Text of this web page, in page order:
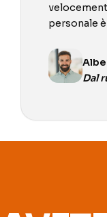
personale
Dal